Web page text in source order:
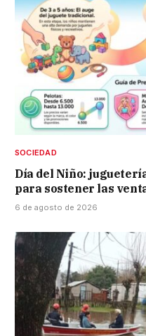
SOCIEDAD
Día del Niño:
para sostener las
6 de agosto de 2026